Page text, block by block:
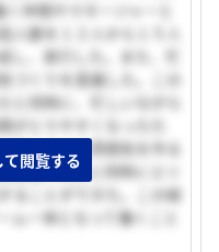
仲間やマネージャーと
人数を１２人から１５人
し、実行した。また、忙
づくりを意識した。この
同時に、忙しいながら
がとりやすくなったた
楽しそうな雰囲気を作る
足度の向上と同時にエリ
ることができた。この経
一体となって働くこと
閲覧する